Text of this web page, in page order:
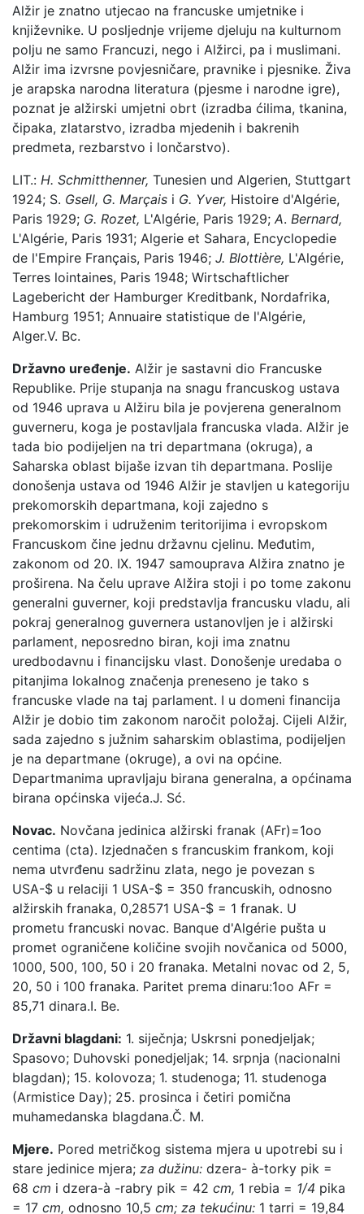
Alžir je znatno utjecao na francuske umjetnike i
književnike. U posljednje vrijeme djeluju na kulturnom
polju ne samo Francuzi, nego i Alžirci, pa i muslimani.
Alžir ima izvrsne povjesničare, pravnike i pjesnike. Živa
je arapska narodna literatura (pjesme i narodne igre),
poznat je alžirski umjetni obrt (izradba ćilima, tkanina,
čipaka, zlatarstvo, izradba mjedenih i bakrenih
predmeta, rezbarstvo i lončarstvo).
LIT.: H. Schmitthenner, Tunesien und Algerien, Stuttgart
1924; S. Gsell, G. Marçais i G. Yver, Histoire d'Algérie,
Paris 1929; G. Rozet, L'Algérie, Paris 1929; A. Bernard,
L'Algérie, Paris 1931; Algerie et Sahara, Encyclopedie
de l'Empire Français, Paris 1946; J. Blottière, L'Algérie,
Terres lointaines, Paris 1948; Wirtschaftlicher
Lagebericht der Hamburger Kreditbank, Nordafrika,
Hamburg 1951; Annuaire statistique de l'Algérie,
Alger.V. Bc.
Državno uređenje. Alžir je sastavni dio Francuske
Republike. Prije stupanja na snagu francuskog ustava
od 1946 uprava u Alžiru bila je povjerena generalnom
guverneru, koga je postavljala francuska vlada. Alžir je
tada bio podijeljen na tri departmana (okruga), a
Saharska oblast bijaše izvan tih departmana. Poslije
donošenja ustava od 1946 Alžir je stavljen u kategoriju
prekomorskih departmana, koji zajedno s
prekomorskim i udruženim teritorijima i evropskom
Francuskom čine jednu državnu cjelinu. Međutim,
zakonom od 20. IX. 1947 samouprava Alžira znatno je
proširena. Na čelu uprave Alžira stoji i po tome zakonu
generalni guverner, koji predstavlja francusku vladu, ali
pokraj generalnog guvernera ustanovljen je i alžirski
parlament, neposredno biran, koji ima znatnu
uredbodavnu i financijsku vlast. Donošenje uredaba o
pitanjima lokalnog značenja preneseno je tako s
francuske vlade na taj parlament. I u domeni financija
Alžir je dobio tim zakonom naročit položaj. Cijeli Alžir,
sada zajedno s južnim saharskim oblastima, podijeljen
je na departmane (okruge), a ovi na općine.
Departmanima upravljaju birana generalna, a općinama
birana općinska vijeća.J. Sć.
Novac. Novčana jedinica alžirski franak (AFr)=1oo
centima (cta). Izjednačen s francuskim frankom, koji
nema utvrđenu sadržinu zlata, nego je povezan s
USA-$ u relaciji 1 USA-$ = 350 francuskih, odnosno
alžirskih franaka, 0,28571 USA-$ = 1 franak. U
prometu francuski novac. Banque d'Algérie pušta u
promet ograničene količine svojih novčanica od 5000,
1000, 500, 100, 50 i 20 franaka. Metalni novac od 2, 5,
20, 50 i 100 franaka. Paritet prema dinaru:1oo AFr =
85,71 dinara.I. Be.
Državni blagdani: 1. siječnja; Uskrsni ponedjeljak;
Spasovo; Duhovski ponedjeljak; 14. srpnja (nacionalni
blagdan); 15. kolovoza; 1. studenoga; 11. studenoga
(Armistice Day); 25. prosinca i četiri pomična
muhamedanska blagdana.Č. M.
Mjere. Pored metričkog sistema mjera u upotrebi su i
stare jedinice mjera; za dužinu: dzera- à-torky pik =
68 cm i dzera-à -rabry pik = 42 cm, 1 rebia = 1/4 pika
= 17 cm, odnosno 10,5 cm; za tekućinu: 1 tarri = 19,84